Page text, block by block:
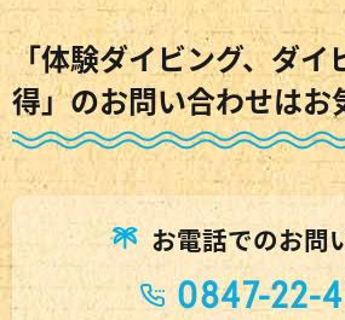
「体験ダイビング、ダイ
得」のお問い合わせはお
お電話でのお問
0847-22-